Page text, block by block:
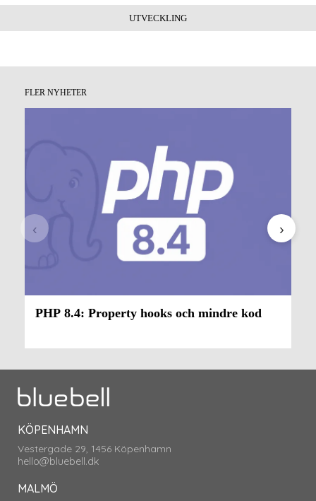
UTVECKLING
FLER NYHETER
PHP 8.4: Property hooks och mindre kod
‹ ›
KÖPENHAMN
Vestergade 29, 1456 Köpenhamn
hello@bluebell.dk
MALMÖ